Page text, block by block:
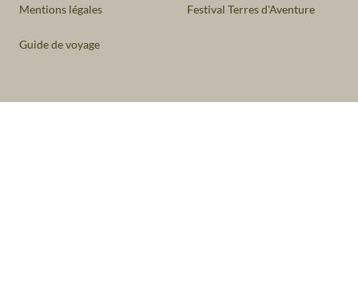
Mentions légales Festival Terres d'Aventure
Guide de voyage